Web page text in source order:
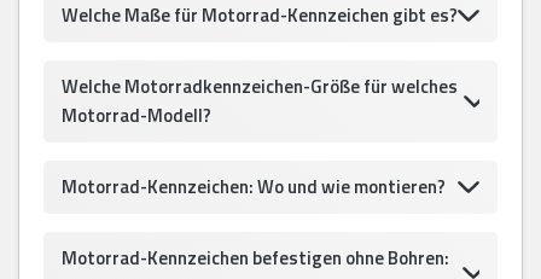
Welche Maße für Motorrad-Kennzeichen gibt es?
Welche Motorradkennzeichen-Größe für welches
Motorrad-Modell?
Motorrad-Kennzeichen: Wo und wie montieren?
Motorrad-Kennzeichen befestigen ohne Bohren: